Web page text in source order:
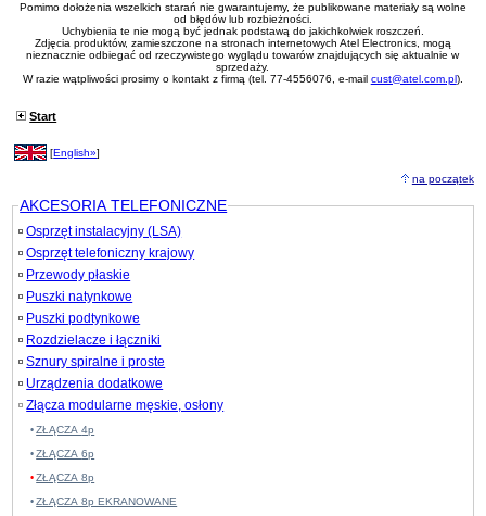
Pomimo dołożenia wszelkich starań nie gwarantujemy, że publikowane materiały są wolne
od błędów lub rozbieżności.
Uchybienia te nie mogą być jednak podstawą do jakichkolwiek roszczeń.
Zdjęcia produktów, zamieszczone na stronach internetowych Atel Electronics, mogą
nieznacznie odbiegać od rzeczywistego wyglądu towarów znajdujących się aktualnie w
sprzedaży.
W razie wątpliwości prosimy o kontakt z firmą (tel. 77-4556076, e-mail cust@atel.com.pl).
Start
[English»]
na początek
AKCESORIA TELEFONICZNE
Osprzęt instalacyjny (LSA)
Osprzęt telefoniczny krajowy
Przewody płaskie
Puszki natynkowe
Puszki podtynkowe
Rozdzielacze i łączniki
Sznury spiralne i proste
Urządzenia dodatkowe
Złącza modularne męskie, osłony
ZŁĄCZA 4p
ZŁĄCZA 6p
ZŁĄCZA 8p
ZŁĄCZA 8p EKRANOWANE